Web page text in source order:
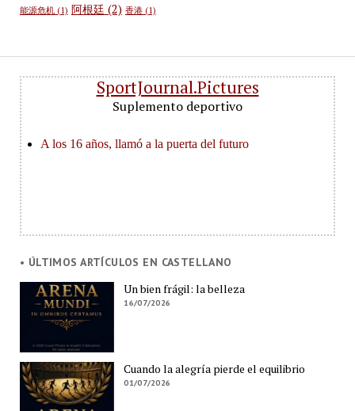
能源危机(1) 阿根廷 (2) 香港(1)
SportJournal.Pictures
Suplemento deportivo
• ÚLTIMOS ARTÍCULOS EN CASTELLANO
Un bien frágil: la belleza
16/07/2026
Cuando la alegría pierde el equilibrio
01/07/2026